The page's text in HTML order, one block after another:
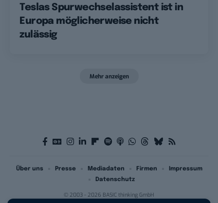
Teslas Spurwechselassistent ist in
Europa möglicherweise nicht
zulässig
Mehr anzeigen
© 2003 - 2026 BASIC thinking GmbH
Über uns Presse Mediadaten Firmen
Impressum
Datenschutz